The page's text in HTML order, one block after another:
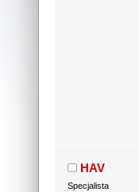
HAV
Specjalista